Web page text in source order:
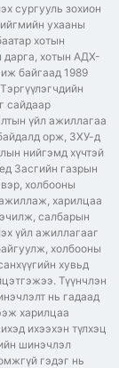
сургууль зохион
ухааны
хотын
дарга, хотын АДХ-
байгаад 1989
сайдаар
үйл ажиллагаа
орж, ЗХУ-д
нийгэмд хүчтэй
Засгийн газрын
холбооны
харилцаа
салбарын
үйл ажиллагааг
холбооны
хувьд
Түүнчлэн
нь гадаад
харилцаа
ихээхэн түлхэц
шинэчлэл
гэдэг нь